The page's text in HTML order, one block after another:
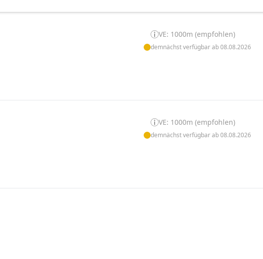
VE: 1000m (empfohlen)
demnächst verfügbar ab 08.08.2026
VE: 1000m (empfohlen)
demnächst verfügbar ab 08.08.2026